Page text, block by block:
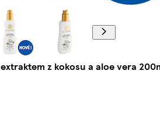
z kokosu a aloe vera